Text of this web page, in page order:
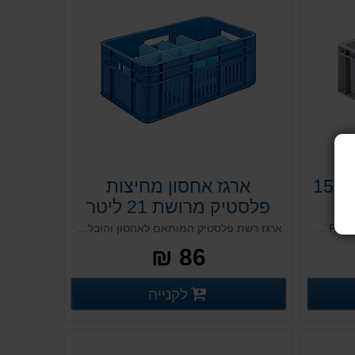
ארגז אפור אטום לאחסון 15
ארגז אחסון מחיצות
פלסטיק מרושת 21 ליטר
86 ₪
פרטים נוספים
לקנייה